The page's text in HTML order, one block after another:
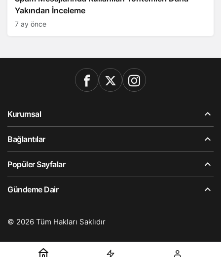
Yakından İnceleme
7 ay önce
Kurumsal
Bağlantılar
Popüler Sayfalar
Gündeme Dair
© 2026 Tüm Hakları Saklıdır